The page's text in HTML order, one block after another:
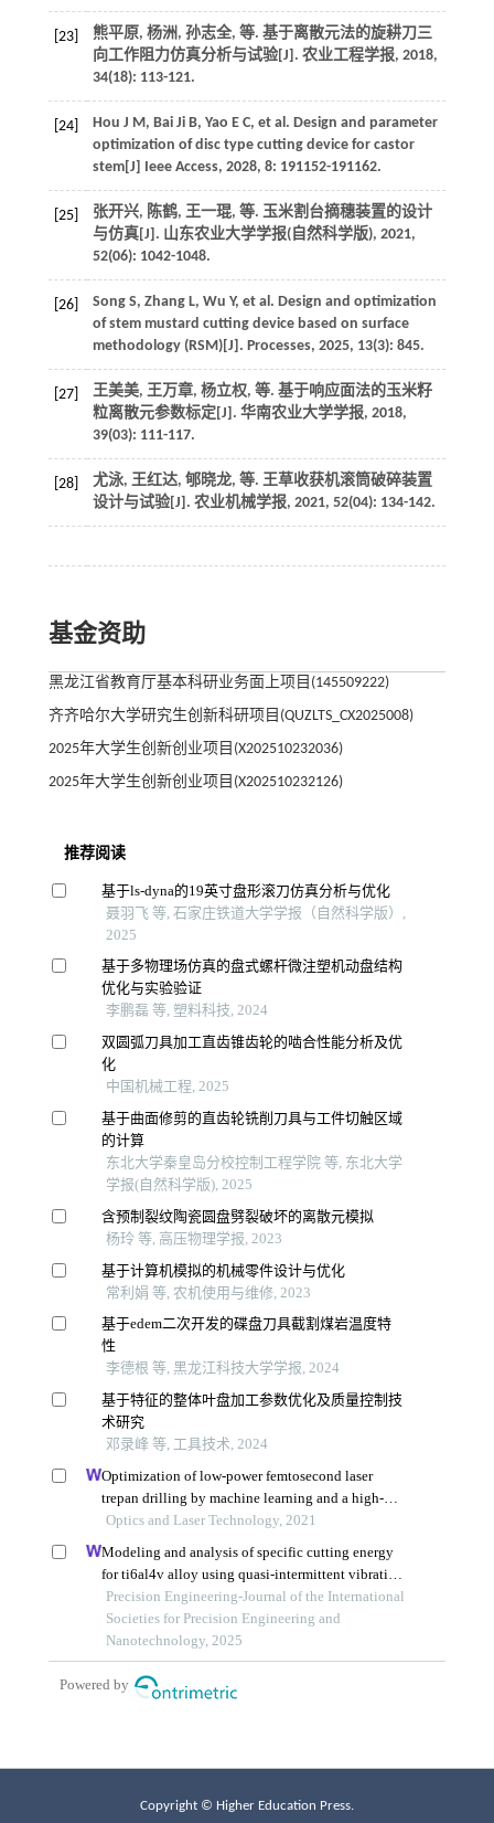
[23] 熊平原, 杨洲, 孙志全, 等. 基于离散元法的旋耕刀三
向工作阻力仿真分析与试验[J]. 农业工程学报, 2018,
34(18): 113-121.
[24] Hou J M, Bai Ji B, Yao E C, et al. Design and parameter
optimization of disc type cutting device for castor
stem[J] Ieee Access, 2028, 8: 191152-191162.
[25] 张开兴, 陈鹤, 王一琨, 等. 玉米割台摘穗装置的设计
与仿真[J]. 山东农业大学学报(自然科学版), 2021,
52(06): 1042-1048.
[26] Song S, Zhang L, Wu Y, et al. Design and optimization
of stem mustard cutting device based on surface
methodology (RSM)[J]. Processes, 2025, 13(3): 845.
[27] 王美美, 王万章, 杨立权, 等. 基于响应面法的玉米籽
粒离散元参数标定[J]. 华南农业大学学报, 2018,
39(03): 111-117.
[28] 尤泳, 王红达, 郇晓龙, 等. 王草收获机滚筒破碎装置
设计与试验[J]. 农业机械学报, 2021, 52(04): 134-142.
基金资助
黑龙江省教育厅基本科研业务面上项目(145509222)
齐齐哈尔大学研究生创新科研项目(QUZLTS_CX2025008)
2025年大学生创新创业项目(X202510232036)
2025年大学生创新创业项目(X202510232126)
Copyright © Higher Education Press.